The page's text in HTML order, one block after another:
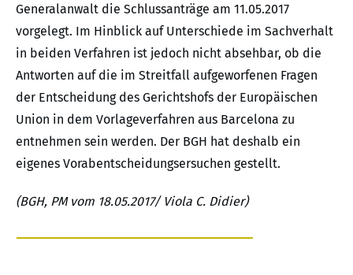
Generalanwalt die Schlussanträge am 11.05.2017
vorgelegt. Im Hinblick auf Unterschiede im Sachverhalt
in beiden Verfahren ist jedoch nicht absehbar, ob die
Antworten auf die im Streitfall aufgeworfenen Fragen
der Entscheidung des Gerichtshofs der Europäischen
Union in dem Vorlageverfahren aus Barcelona zu
entnehmen sein werden. Der BGH hat deshalb ein
eigenes Vorabentscheidungsersuchen gestellt.
(BGH, PM vom 18.05.2017/ Viola C. Didier)